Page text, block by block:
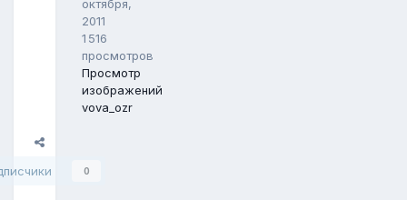
октября,
2011
1 516
просмотров
Просмотр
изображений
vova_ozr
0